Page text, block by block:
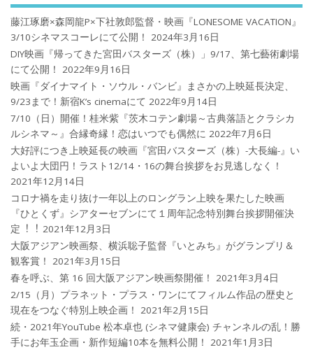
藤江琢磨×森岡龍P×下社敦郎監督・映画『LONESOME VACATION』
3/10シネマスコーレにて公開！
2024年3月16日
DIY映画『帰ってきた宮田バスターズ（株）」9/17、第七藝術劇場
にて公開！
2022年9月16日
映画『ダイナマイト・ソウル・バンビ』まさかの上映延長決定、
9/23まで！新宿K’s cinemaにて 2022年9月14日
7/10（日）開催！桂米紫『茨木コテン劇場～古典落語とクラシカ
ルシネマ～』合縁奇縁！恋はいつでも偶然に 2022年7月6日
大好評につき上映延長の映画『宮田バスターズ（株）-大長編-』い
よいよ大団円！ラスト12/14・16の舞台挨拶をお見逃しなく！
2021年12月14日
コロナ禍を⾛り抜け⼀年以上のロングラン上映を果たした映画
『ひとくず』シアターセブンにて１周年記念特別舞台挨拶開催決
定︕︕ 2021年12月3日
大阪アジアン映画祭、横浜聡子監督『いとみち』がグランプリ＆
観客賞！
2021年3月15日
春を呼ぶ、第 16 回大阪アジアン映画祭開催！
2021年3月4日
2/15（月）プラネット・プラス・ワンにてフィルム作品の歴史と
現在をつなぐ特別上映企画！
2021年2月15日
続・2021年YouTube 松本卓也 (シネマ健康会) チャンネルの乱！勝
手にお年玉企画・新作短編10本を無料公開！
2021年1月3日